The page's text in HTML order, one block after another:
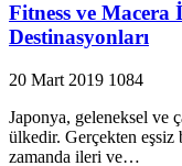
Fitness ve Macera
Destinasyonları
20 Mart 2019 1084
Japonya, geleneksel ve
ülkedir. Gerçekten eşsiz
zamanda ileri ve…